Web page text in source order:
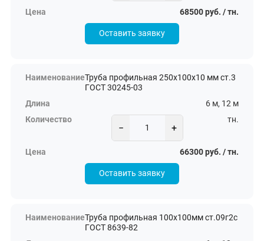
68500 руб. / тн.
Оставить заявку
Труба профильная 250х100х10 мм ст.3
ГОСТ 30245-03
6 м, 12 м
− +
тн.
66300 руб. / тн.
Оставить заявку
Труба профильная 100х100мм ст.09г2с
ГОСТ 8639-82